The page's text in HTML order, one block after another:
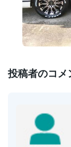
投稿者のコメ